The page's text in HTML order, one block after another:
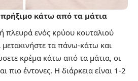
κάτω από τα μάτια
πλευρά ενός κρύου κουταλιού
τα πάνω-κάτω και
κρέμα κάτω από τα μάτια, οι
πιο έντονες. Η διάρκεια είναι 1-2